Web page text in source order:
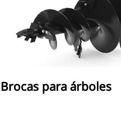
Brocas para árboles